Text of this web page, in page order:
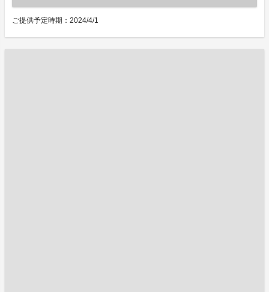
ご提供予定時期：2024/4/1